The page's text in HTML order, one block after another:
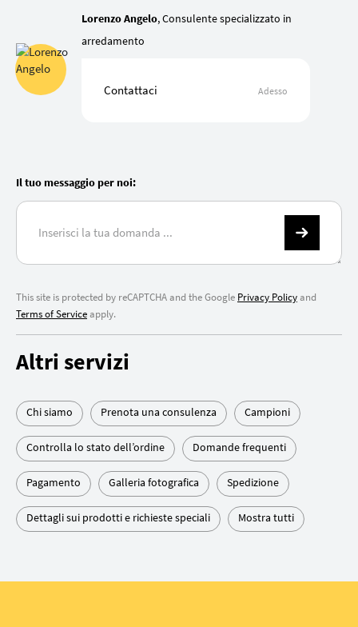
Lorenzo Angelo, Consulente specializzato in
arredamento
Contattaci Adesso
Il tuo messaggio per noi:
This site is protected by reCAPTCHA and the Google Privacy Policyand
Terms of Serviceapply.
Altri servizi
Chi siamo Prenota una consulenza Campioni
Controlla lo stato dell’ordine Domande frequenti
Pagamento Galleria fotografica Spedizione
Dettagli sui prodotti e richieste speciali Mostra tutti